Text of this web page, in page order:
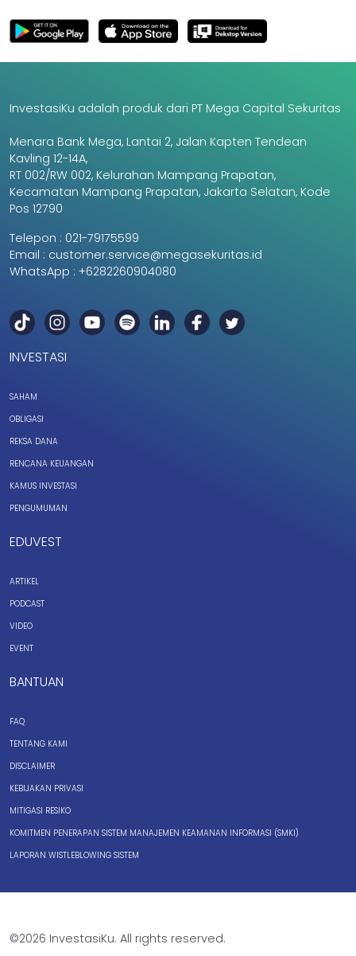
InvestasiKu adalah produk dari PT Mega Capital Sekuritas
Menara Bank Mega, Lantai 2, Jalan Kapten Tendean
Kavling 12-14A,
RT 002/RW 002, Kelurahan Mampang Prapatan,
Kecamatan Mampang Prapatan, Jakarta Selatan, Kode
Pos 12790
Telepon : 021-79175599
Email : customer.service@megasekuritas.id
WhatsApp : +6282260904080
INVESTASI
SAHAM
OBLIGASI
REKSA DANA
RENCANA KEUANGAN
KAMUS INVESTASI
PENGUMUMAN
EDUVEST
ARTIKEL
PODCAST
VIDEO
EVENT
BANTUAN
FAQ
TENTANG KAMI
DISCLAIMER
KEBIJAKAN PRIVASI
MITIGASI RESIKO
KOMITMEN PENERAPAN SISTEM MANAJEMEN KEAMANAN INFORMASI (SMKI)
LAPORAN WISTLEBLOWING SISTEM
©2026 InvestasiKu. All rights reserved.